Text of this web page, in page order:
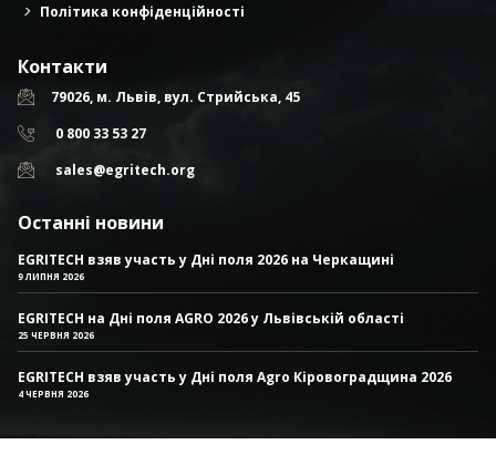
Політика конфіденційності
Контакти
79026, м. Львів, вул. Стрийська, 45
0 800 33 53 27
sales@egritech.org
Останні новини
EGRITECH взяв участь у Дні поля 2026 на Черкащині
9 ЛИПНЯ 2026
EGRITECH на Дні поля AGRO 2026 у Львівській області
25 ЧЕРВНЯ 2026
EGRITECH взяв участь у Дні поля Agro Кіровоградщина 2026
4 ЧЕРВНЯ 2026